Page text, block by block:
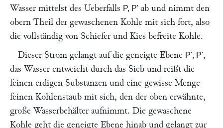
Wasser mittelst des Ueberfalls P, P' ab und nimmt den
obern Theil der gewaschenen Kohle mit sich fort, also
die vollständig von Schiefer und Kies befreite Kohle.
Dieser Strom gelangt auf die geneigte Ebene P', P',
das Wasser entweicht durch das Sieb und reißt die
feinen erdigen Substanzen und eine gewisse Menge
feinen Kohlenstaub mit sich, den der oben erwähnte,
große Wasserbehälter aufnimmt. Die gewaschene
Kohle geht die geneigte Ebene hinab und gelangt zur